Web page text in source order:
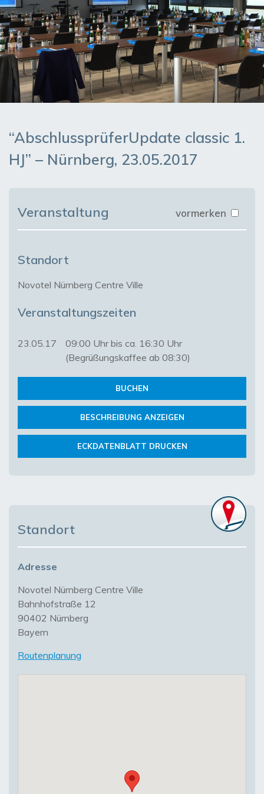
“AbschlussprüferUpdate classic 1.
HJ” – Nürnberg, 23.05.2017
Veranstaltung vormerken
Standort
Novotel Nürnberg Centre Ville
Veranstaltungszeiten
23.05.17
09:00 Uhr bis ca. 16:30 Uhr
(Begrüßungskaffee ab 08:30)
BUCHEN
BESCHREIBUNG ANZEIGEN
ECKDATENBLATT DRUCKEN
Standort
Adresse
Novotel Nürnberg Centre Ville
Bahnhofstraße 12
90402 Nürnberg
Bayern
Routenplanung